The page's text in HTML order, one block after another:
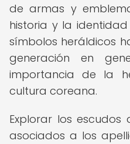
de armas y
historia y la
símbolos heráldicos
generación en
importancia de la
cultura coreana.
Explorar los
asociados a los